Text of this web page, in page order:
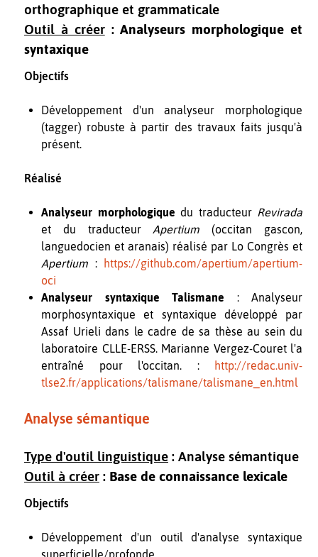
orthographique et grammaticale
Outil à créer:Analyseurs morphologique et
syntaxique
Objectifs
Développement d'un analyseur morphologique
(tagger) robuste à partir des travaux faits jusqu'à
présent.
Réalisé
Analyseur morphologique du traducteur Revirada
et du traducteur Apertium(occitan gascon,
languedocien et aranais) réalisé par Lo Congrès et
Apertium :
https://github.com/apertium/apertium-
oci
Analyseur syntaxique
Talismane : Analyseur
morphosyntaxique et syntaxique développé par
Assaf Urieli dans le cadre de sa thèse au sein du
laboratoire CLLE-ERSS. Marianne Vergez-Couret l'a
entraîné pour l'occitan. :
http://redac.univ-
tlse2.fr/applications/talismane/talismane_en.html
Analyse sémantique
Type d'outil linguistique : Analyse sémantique
Outil à créer : Base de connaissance lexicale
Objectifs
Développement d'un outil d'analyse syntaxique
superficielle/profonde.